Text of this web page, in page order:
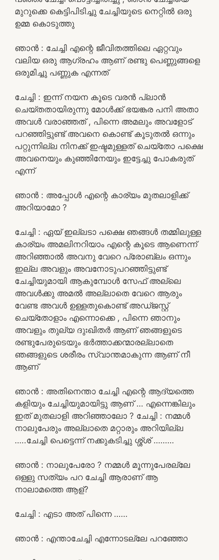
മുറുക്കെ കെട്ടിപിടിച്ചു ചേച്ചിയുടെ നെറ്റിൽ ഒരു
ഉമ്മ കൊടുത്തു
ഞാൻ : ചേച്ചി എന്റെ ജീവിതത്തിലെ ഏറ്റവും
വലിയ ഒരു ആഗ്രഹം ആണ് രണ്ടു പെണ്ണുങ്ങളെ
ഒരുമിച്ചു പണ്ണുക എന്നത്
ചേച്ചി : ഇന്ന് നയന കൂടെ വരൻ പ്ലാൻ
ചെയ്തതായിരുന്നു മോൾക്ക് ഭയങ്കര പനി അതാ
അവൾ വരാഞ്ഞത് , പിന്നെ അമലും അവളോട്
പറഞ്ഞിട്ടുണ്ട് അവനെ കൊണ്ട് കൂടുതൽ ഒന്നും
പറ്റുന്നില്ല നിനക്ക് ഇഷ്ടമുള്ളത് ചെയ്തോ പക്ഷെ
അവനെയും കുഞ്ഞിനേയും ഇട്ടേച്ചു പോകരുത്
എന്ന്
ഞാൻ : അപ്പോൾ എന്റെ കാര്യം മുതലാളിക്ക്
അറിയാമോ ?
ചേച്ചി : ഏയ് ഇല്ലടാ പക്ഷെ ഞങ്ങൾ തമ്മിലുള്ള
കാര്യം അമലിനറിയാം എന്റെ കൂടെ ആണെന്ന്
അറിഞ്ഞാൽ അവനു വേറെ പ്രോബ്ലം ഒന്നും
ഇല്ല അവളും അവനോടുപറഞ്ഞിട്ടുണ്ട്
ചേച്ചിയുമായി ആകുമ്പോൾ സേഫ് അല്ലെ
അവൾക്കു അമൽ അല്ലാതെ വേറെ ആരും
വേണ്ട അവൾ ഉള്ളതുകൊണ്ട് അഡ്ജസ്റ്റ്
ചെയ്തോളാം എന്നൊക്കെ , പിന്നെ ഞാനും
അവളും തുല്യ ദുഃഖിതർ ആണ് ഞങ്ങളുടെ
രണ്ടുപേരുടെയും ഭർത്താക്കന്മാരല്ലാതെ
ഞങ്ങളുടെ ശരീരം സ്വാന്തമാകുന്ന ആണ് നീ
ആണ്
ഞാൻ : അതിനെന്താ ചേച്ചി എന്റെ ആദ്യത്തെ
കളിയും ചേച്ചിയുമായിട്ടു ആണ് … എന്നെങ്കിലും
ഇത് മുതലാളി അറിഞ്ഞാലോ ? ചേച്ചി : നമ്മൾ
നാലുപേരും അല്ലാതെ മറ്റാരും അറിയില്ല
…..ചേച്ചി പെട്ടെന്ന് നക്കുകടിച്ചു ശ്ശ്ശ് ………
ഞാൻ : നാലുപേരോ ? നമ്മൾ മൂന്നുപേരല്ലേ
ഒള്ളു സത്യം പറ ചേച്ചി ആരാണ് ആ
നാലാമത്തെ ആള്?
ചേച്ചി : എടാ അത് പിന്നെ ……
ഞാൻ : എന്താചേച്ചി എന്നോടല്ലേ പറഞ്ഞോ